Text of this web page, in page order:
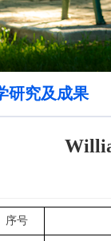
研究及成果
序号